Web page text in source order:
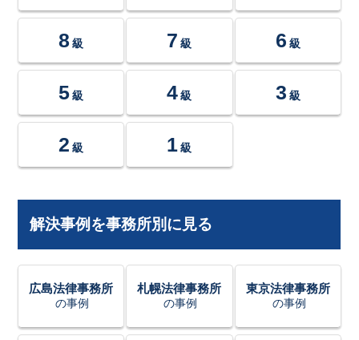
8 級 7 級 6 級
5 級 4 級 3 級
2 級 1 級
解決事例を事務所別に見る
広島法律事務所
の事例
札幌法律事務所
の事例
東京法律事務所
の事例